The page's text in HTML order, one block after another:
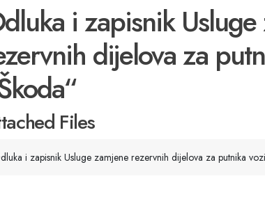
i zapisnik Usluge
dijelova za
Files
i zapisnik Usluge zamjene rezervnih dijelova za putnika